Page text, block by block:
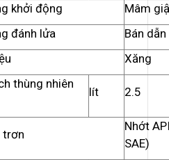
khởi động
Mâm
đánh lửa
Bán dẫn
Xăng
thùng nhiên
lít 2.5
trơn
Nhớt
SAE)